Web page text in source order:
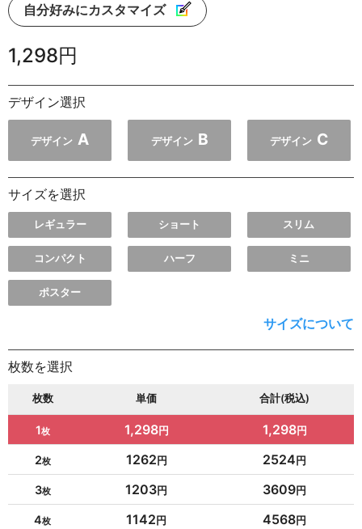
自分好みにカスタマイズ
1,298円
デザイン選択
デザイン A デザイン B デザイン C
サイズを選択
レギュラー ショート スリム
コンパクト ハーフ ミニ
ポスター
サイズについて
枚数を選択
枚数 単価 合計(税込)
1 1,298 1,298
2 1262 2524
3 1203 3609
4 1142 4568